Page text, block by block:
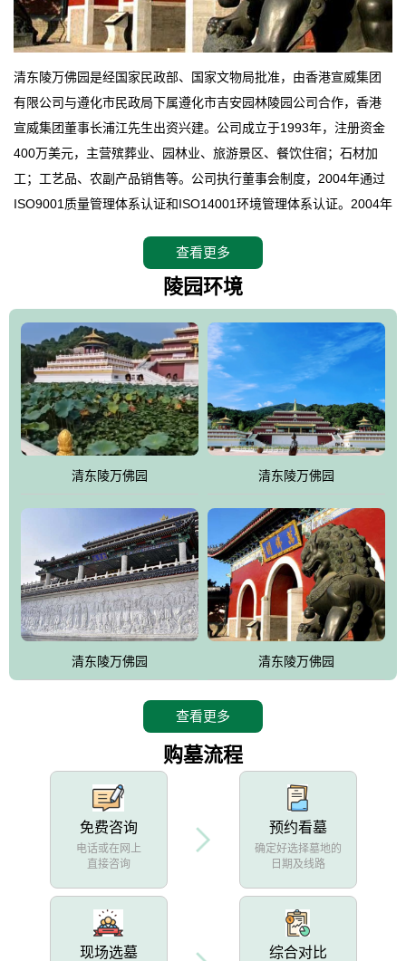
清东陵万佛园是经国家民政部、国家文物局批准，由香港宣威集团
有限公司与遵化市民政局下属遵化市吉安园林陵园公司合作，香港
宣威集团董事长浦江先生出资兴建。公司成立于1993年，注册资金
400万美元，主营殡葬业、园林业、旅游景区、餐饮住宿；石材加
工；工艺品、农副产品销售等。公司执行董事会制度，2004年通过
ISO9001质量管理体系认证和ISO14001环境管理体系认证。2004年
拥有4A级旅游区头衔的花园式陵园，园内建有四星级酒店一座。
万佛园位于遵化市境内，座落在世界文化遗产清东陵地形墙内，地
形绝佳，地理位置优越，交通便利。公司以“建设全国顶级人生后花
园、打造佛教精品旅游圣地”为目标，以海外归侨、国内外知名人士
的墓地安葬、祭祀吊亡并结合旅游参观构成其主要使用功能；以苍
郁绚丽、优雅宜人的园林景观构成其外部形象。通过墓园建设与造
园手法相结合的默契操作，建成一处特色鲜明、服务周全、环境优
美、民族风格突出，与周边文物古迹交相呼应的极具吸引力的花园
式园林。
万佛园工程一期占地448亩，目前完成投资近12亿元人民币，园区采
用全仿古式建筑，寻求与世界文化遗产地清东陵的和谐统一，在园
区建设中寻求陵园建设与景区建设的有机融合，充分发挥独一无二
的地形优势，打造现代艺术园林，建设旅游景观、寺庙、酒店等综
合服务设施，服务于陵园经营，使企业的多元化经营项目相互依
托、相互促进，园区绿化覆盖率达90%。
设计建造各种墓地墓位3万个；主体建筑金宝塔，墓位容量8万个，
能适应不同消费阶层的需求，为客户提供墓碑设计制作服务、特色
查看更多
陵园环境
清东陵万佛园 清东陵万佛园
清东陵万佛园 清东陵万佛园
查看更多
购墓流程
免费咨询
电话或在网上
直接咨询
预约看墓
确定好选择墓地的
日期及线路
现场选墓 综合对比